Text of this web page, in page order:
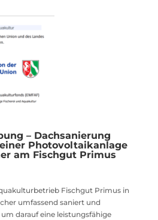
– Dachsanierung
Photovoltaikanlage
am Fischgut Primus
Fischgut Primus in
umfassend saniert und
darauf eine leistungsfähige